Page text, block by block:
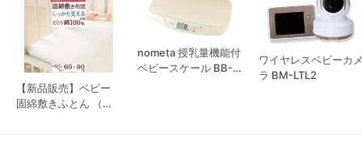
【新品販売】ベビー
固綿敷きふとん （ミ
nometa 授乳量機能付
ベビースケール BB-
ワイヤレスベビーカ
ラ BM-LTL2